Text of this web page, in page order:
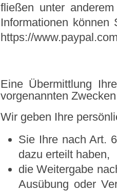
fließen unter
Informationen können
https://
Eine Übermittlung
vorgenannten
Wir geben Ihre
Sie Ihre nach Art.
dazu erteilt haben,
die Weitergabe
Ausübung oder